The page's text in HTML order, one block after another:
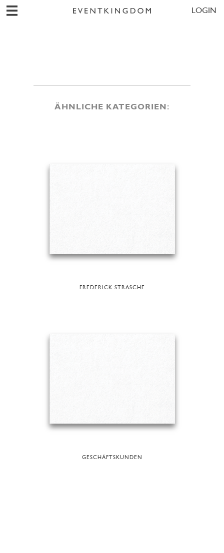
LOGIN
ÄHNLICHE KATEGORIEN:
FREDERICK STRASCHE
GESCHÄFTSKUNDEN